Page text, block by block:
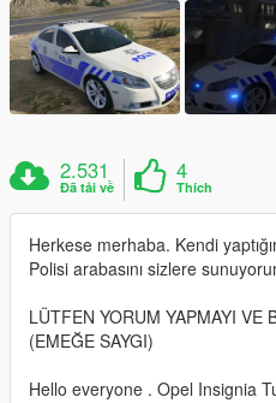
2.531
Đã tải về
4
Thích
Herkese merhaba. Kendi
Polisi arabasını sizlere
LÜTFEN YORUM YAPMAYI VE
(EMEĞE SAYGI)
Hello everyone . Opel Insignia